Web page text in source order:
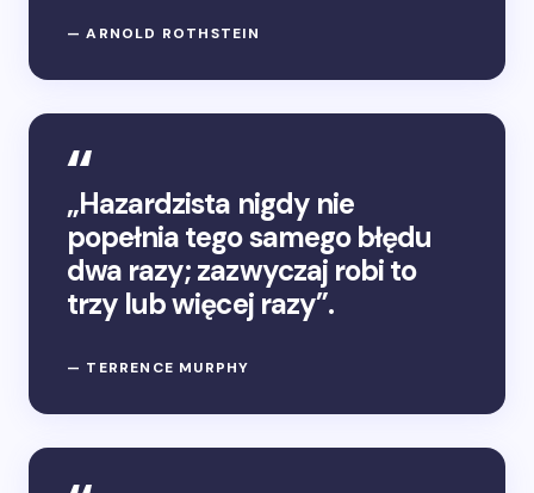
— ARNOLD ROTHSTEIN
„Hazardzista nigdy nie
popełnia tego samego błędu
dwa razy; zazwyczaj robi to
trzy lub więcej razy”.
— TERRENCE MURPHY